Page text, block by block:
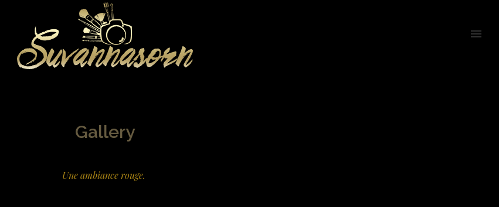
Gallery
Une ambiance rouge.